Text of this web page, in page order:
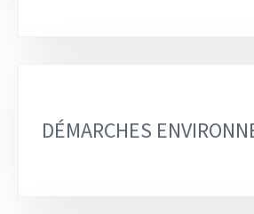
DÉMARCHES